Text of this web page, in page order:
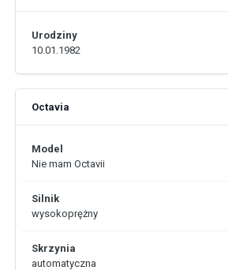
Urodziny
10.01.1982
Octavia
Model
Nie mam Octavii
Silnik
wysokoprężny
Skrzynia
automatyczna